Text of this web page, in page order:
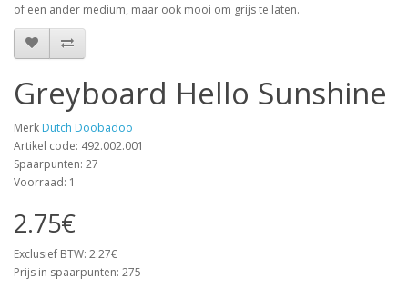
of een ander medium, maar ook mooi om grijs te laten.
Greyboard Hello Sunshine
Merk Dutch Doobadoo
Artikel code: 492.002.001
Spaarpunten: 27
Voorraad: 1
2.75€
Exclusief BTW: 2.27€
Prijs in spaarpunten: 275